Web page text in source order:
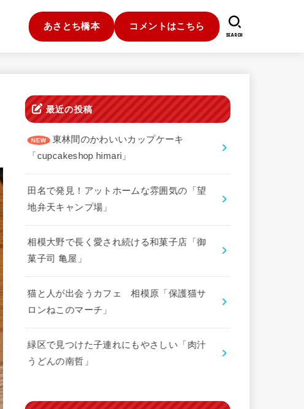
あさとち橋本 コメントはこちら
SEARCH
最近の投稿
東林間のかわいいカップケーキ
「cupcakeshop himari」
田名で発見！アットホームな雰囲気の「望
地弁天キャンプ場」
相模大野で長く愛され続ける和菓子店「御
菓子司 亀屋」
猫と人が出会うカフェ 相模原「保護猫サ
ロンねこのマーチ」
緑区で見つけた子連れにもやさしい「肉汁
うどんの南哲」